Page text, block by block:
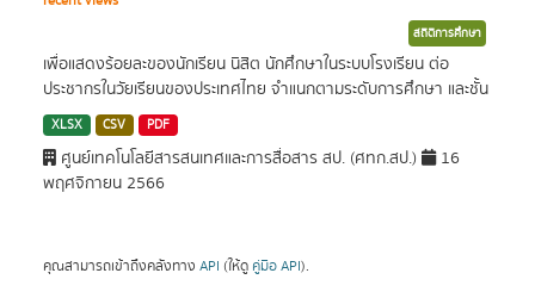
สถิติการศึกษา
เพื่อแสดงร้อยละของนักเรียน นิสิต นักศึกษาในระบบโรงเรียน ต่อ
ประชากรในวัยเรียนของประเทศไทย จำแนกตามระดับการศึกษา และชั้น
XLSX CSV PDF
ศูนย์เทคโนโลยีสารสนเทศและการสื่อสาร สป. (ศทก.สป.)
16
พฤศจิกายน 2566
คุณสามารถเข้าถึงคลังทาง API (ให้ดู คู่มือ API).